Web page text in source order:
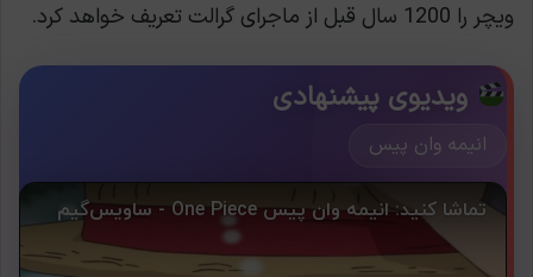
ویچر را 1200 سال قبل از ماجرای گرالت تعریف خواهد کرد.
ویدیوی پیشنهادی
انیمه وان پیس